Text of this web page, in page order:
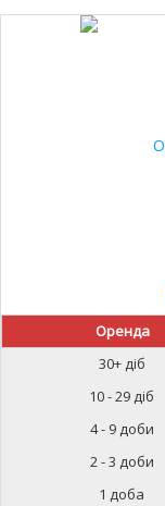
Оренда
30+ діб
10 - 29 діб
4 - 9 доби
2 - 3 доби
1 доба